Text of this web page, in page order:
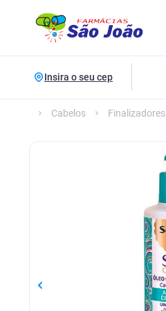
Insira o seu cep
Cabelos Finalizadores